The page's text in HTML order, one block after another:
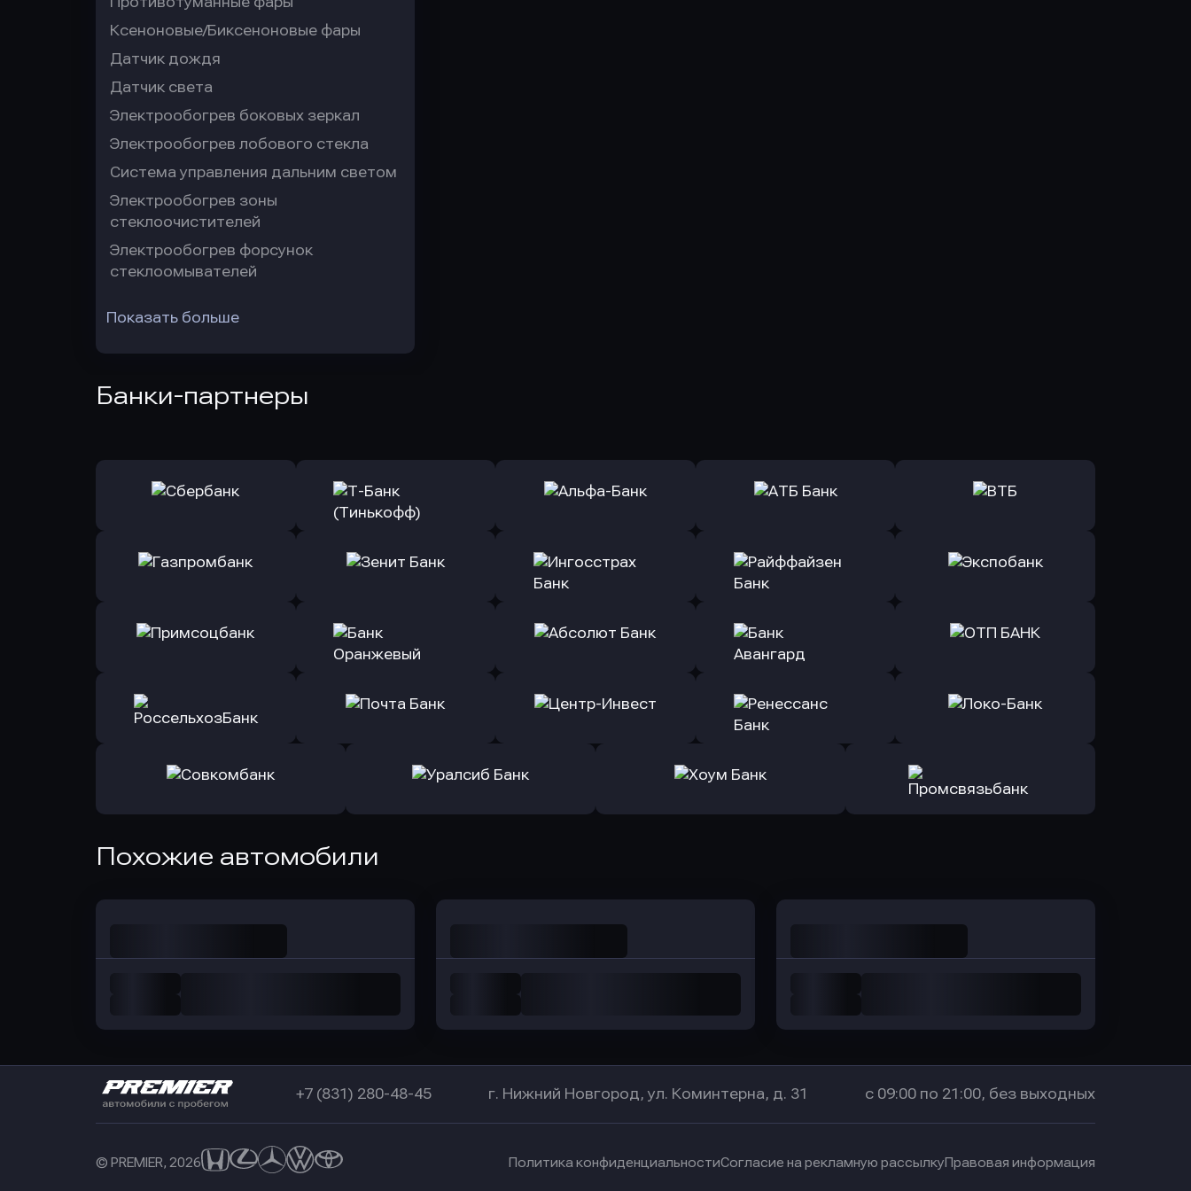
Ксеноновые/Биксеноновые фары
Датчик дождя
Датчик света
Электрообогрев боковых зеркал
Электрообогрев лобового стекла
Система управления дальним светом
Электрообогрев зоны
стеклоочистителей
Электрообогрев форсунок
стеклоомывателей
Показать больше
Банки-партнеры
Оправить заявку
Оправить заявку
Оправить заявку
в Альфа-Банк
Оправить заявку
в АТБ Банк
Оправить заявку
Оправить заявку
Оправить заявку
в Зенит Банк
Оправить заявку
Оправить заявку
в Райффайзен Банк
Оправить заявку
Оправить заявку
в Примсоцбанк
Оправить заявку
Оправить заявку
Оправить заявку
в Банк Авангард
Оправить заявку
Оправить заявку
Оправить заявку
Оправить заявку
в Локо-Банк
в Совкомбанк
Похожие автомобили
+7 (831) 280-48-45 г. Нижний Новгород, ул. Коминтерна, д. 31 с 09:00 по 21:00, без выходных
© PREMIER, 2026 Политика конфиденциальностиСогласие на рекламную рассылкуПравовая информация